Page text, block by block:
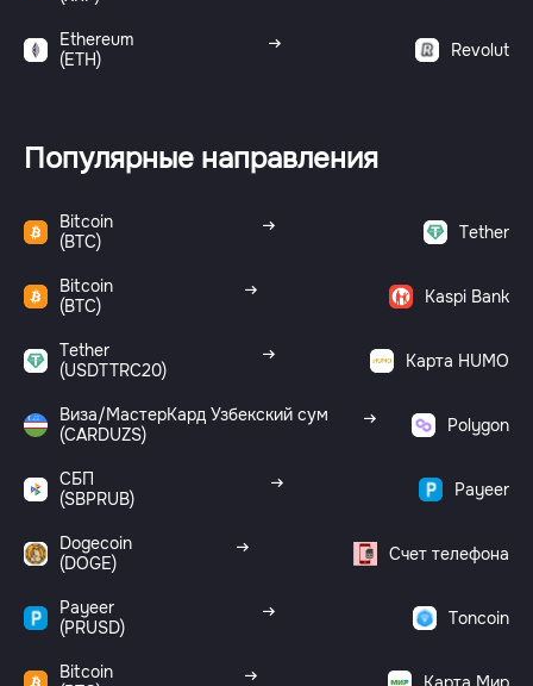
Ethereum
(ETH)
Revolut
Популярные направления
Bitcoin
(BTC)
Tether
Bitcoin
(BTC)
Kaspi Bank
Tether
(USDTTRC20)
Карта HUMO
Виза/МастерКард Узбекский сум
(CARDUZS)
Polygon
СБП
(SBPRUB)
Payeer
Dogecoin
(DOGE)
Счет телефона
Payeer
(PRUSD)
Toncoin
Bitcoin